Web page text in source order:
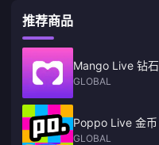
推荐商品
Mango Live 钻石
GLOBAL
Poppo Live 金币
GLOBAL